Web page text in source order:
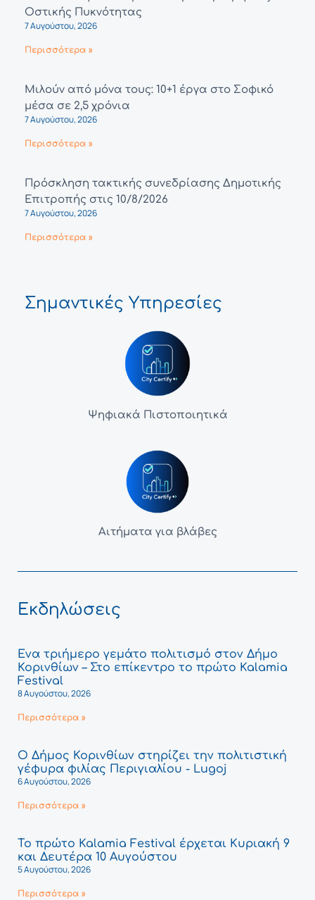
Οστικής Πυκνότητας
7 Αυγούστου, 2026
Περισσότερα »
Μιλούν από μόνα τους: 10+1 έργα στο Σοφικό
μέσα σε 2,5 χρόνια
7 Αυγούστου, 2026
Περισσότερα »
Πρόσκληση τακτικής συνεδρίασης Δημοτικής
Επιτροπής στις 10/8/2026
7 Αυγούστου, 2026
Περισσότερα »
Σημαντικές Υπηρεσίες
Ψηφιακά Πιστοποιητικά
Αιτήματα για βλάβες
Εκδηλώσεις
Ένα τριήμερο γεμάτο πολιτισμό στον Δήμο
Κορινθίων – Στο επίκεντρο το πρώτο Kalamia
Festival
8 Αυγούστου, 2026
Περισσότερα »
Ο Δήμος Κορινθίων στηρίζει την πολιτιστική
γέφυρα φιλίας Περιγιαλίου - Lugoj
6 Αυγούστου, 2026
Περισσότερα »
Το πρώτο Kalamia Festival έρχεται Κυριακή 9
και Δευτέρα 10 Αυγούστου
5 Αυγούστου, 2026
Περισσότερα »